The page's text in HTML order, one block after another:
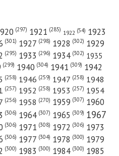
Север»
Север»
(297) 1921 (285) 1922 (54) 1923
(301) 1927 (298) 1928 (302) 1929
(295) 1933 (296) 1934 (302) 1935
(299) 1940 (304) 1941 (309) 1942
(258) 1946 (259) 1947 (258) 1948
(257) 1952 (258) 1953 (257) 1954
(256) 1958 (270) 1959 (307) 1960
(306) 1964 (307) 1965 (309) 1967
(306) 1971 (308) 1972 (306) 1973
(306) 1977 (304) 1978 (300) 1979
(300) 1983 (300) 1984 (300) 1985